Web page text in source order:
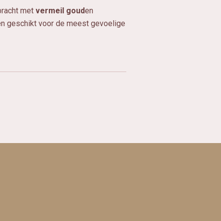
met vermeil gouden
geschikt voor de meest gevoelige